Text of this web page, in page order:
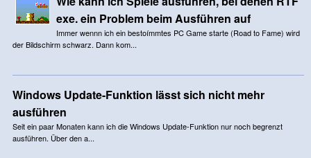
exe. ein Problem beim Ausführen auf
Immer wennn ich ein bestoímmtes PC Game starte (Road to Fame) wird
der Bildschirm schwarz. Dann kom...
Windows Update-Funktion lässt sich nicht mehr
ausführen
Seit ein paar Monaten kann ich die Windows Update-Funktion nur noch begrenzt
ausführen. Über den a...